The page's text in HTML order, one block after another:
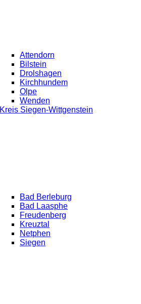
Attendorn
Bilstein
Drolshagen
Kirchhundem
Olpe
Wenden
Kreis Siegen-Wittgenstein
Bad Berleburg
Bad Laasphe
Freudenberg
Kreuztal
Netphen
Siegen